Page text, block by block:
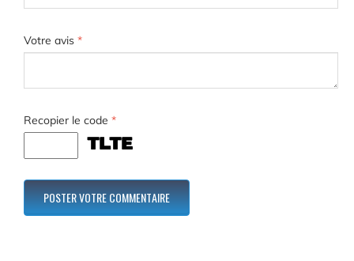
Votre avis *
Recopier le code *